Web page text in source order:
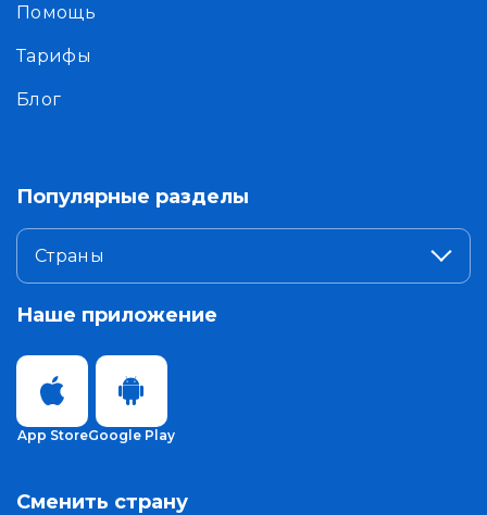
Помощь
Тарифы
Блог
Популярные разделы
Страны
Наше приложение
App StoreGoogle Play
Сменить страну